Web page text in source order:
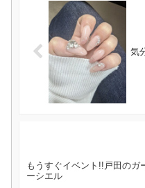
気
もうすぐイベント!!戸田のガ
ーシエル